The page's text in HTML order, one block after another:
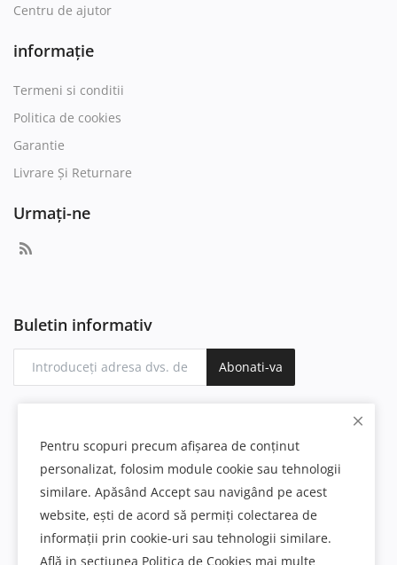
Centru de ajutor
informație
Termeni si conditii
Politica de cookies
Garantie
Livrare Și Returnare
Urmați-ne
Buletin informativ
Abonati-va
Pentru scopuri precum afișarea de conținut
personalizat, folosim module cookie sau tehnologii
similare. Apăsând Accept sau navigând pe acest
website, ești de acord să permiți colectarea de
informații prin cookie-uri sau tehnologii similare.
Află in sectiunea Politica de Cookies mai multe